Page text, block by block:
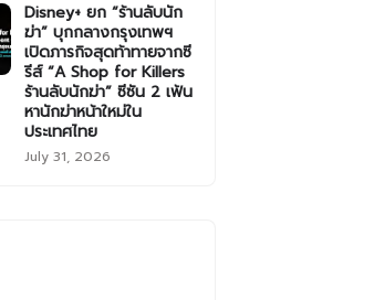
Disney+ ยก “ร้านลับนัก
ฆ่า” บุกกลางกรุงเทพฯ
เปิดภารกิจสุดท้าทายจากซี
รีส์ “A Shop for Killers
ร้านลับนักฆ่า” ซีซัน 2 เฟ้น
หานักฆ่าหน้าใหม่ใน
ประเทศไทย
July 31, 2026